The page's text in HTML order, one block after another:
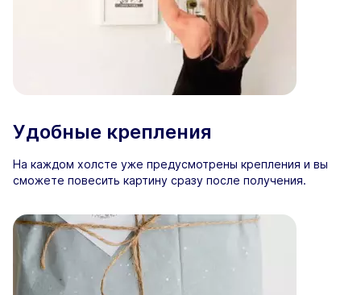
Удобные крепления
На каждом холсте уже предусмотрены крепления и вы
сможете повесить картину сразу после получения.